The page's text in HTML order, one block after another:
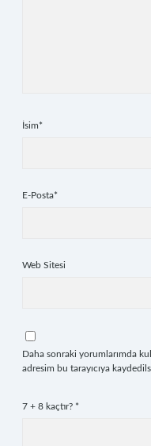
İsim*
E-Posta*
Web Sitesi
Daha sonraki yorumlarımda
adresim bu tarayıcıya
7 + 8 kaçtır? *